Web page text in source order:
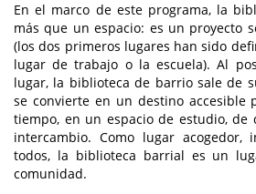
En el marco de este programa, la
más que un espacio: es un proyecto
(los dos primeros lugares han sido
lugar de trabajo o la escuela). Al
lugar, la biblioteca de barrio sale de
se convierte en un destino accesible
tiempo, en un espacio de estudio, de
intercambio. Como lugar
todos, la biblioteca barrial es un
comunidad.